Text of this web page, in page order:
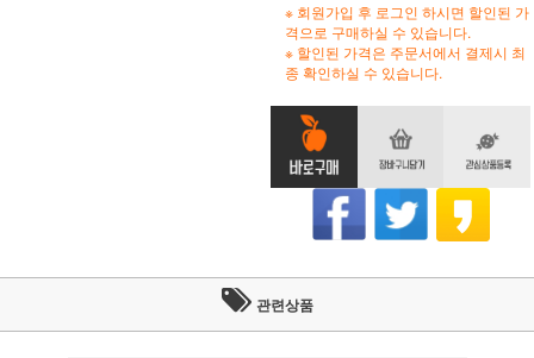
※ 회원가입 후 로그인 하시면 할인된 가
격으로 구매하실 수 있습니다.
※ 할인된 가격은 주문서에서 결제시 최
종 확인하실 수 있습니다.
관련상품